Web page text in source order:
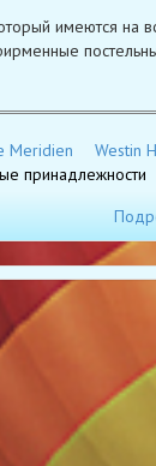
имеются на
Meridien Westin
принадлежности